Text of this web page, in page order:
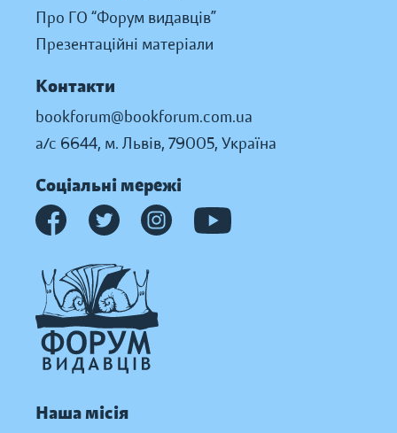
Про ГО “Форум видавців”
Презентаційні матеріали
Контакти
bookforum@bookforum.com.ua
а/с 6644, м. Львів, 79005, Україна
Соціальні мережі
Наша місія